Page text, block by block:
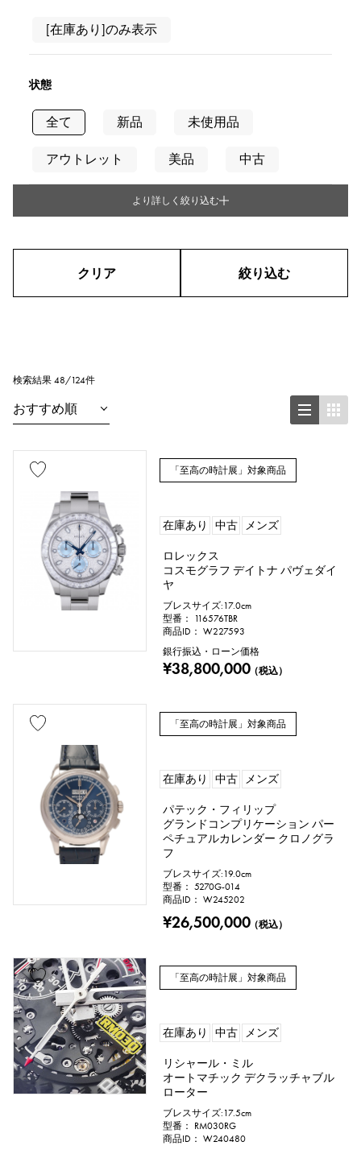
[在庫あり]のみ表示
状態
全て 新品 未使用品
アウトレット 美品 中古
タイプ
メンズ レディース 男女兼用
イヤリング
ブレスレット
ブローチ
地金材質
プラチナ
ピンクゴールド
チタン エナメル
セラミック ステンレス
スティングレイ（エイ革） パイソン
クロコ パラジウム レザー
石種
ガーネット アメシスト
サンゴ
ヒスイ パール
アレキサンドライト
オニキス ペリドット
サファイア オパール
トパーズ
より詳しく絞り込む
クリア 絞り込む
検索結果 48/124件
「至高の時計展」対象商品
在庫あり 中古 メンズ
ロレックス
コスモグラフ デイトナ パヴェダイ
ヤ
ブレスサイズ:17.0cm
型番： 116576TBR
商品ID： W227593
銀行振込・ローン価格
¥38,800,000（税込）
「至高の時計展」対象商品
在庫あり 中古 メンズ
パテック・フィリップ
グランドコンプリケーション パー
ペチュアルカレンダー クロノグラ
フ
ブレスサイズ:19.0cm
型番： 5270G-014
商品ID： W245202
¥26,500,000（税込）
「至高の時計展」対象商品
在庫あり 中古 メンズ
リシャール・ミル
オートマチック デクラッチャブル
ローター
ブレスサイズ:17.5cm
型番： RM030RG
商品ID： W240480